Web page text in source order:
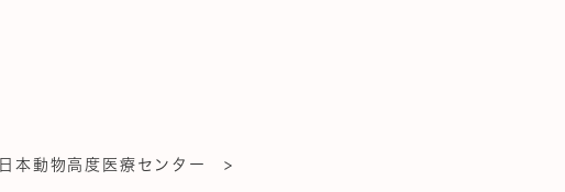
日本動物高度医療センター >